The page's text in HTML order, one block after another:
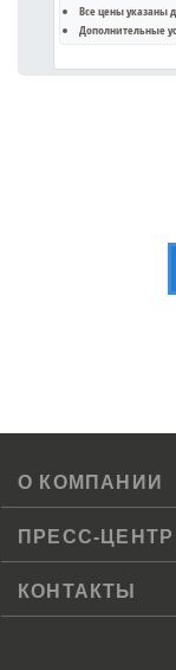
Все цены указаны
Дополнительные
О КОМПАНИИ
ПРЕСС-ЦЕНТР
КОНТАКТЫ